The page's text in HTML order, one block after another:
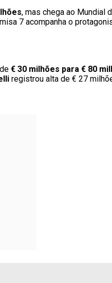
, mas chega ao Mundial
7 acompanha o
€ 30 milhões para € 80
registrou alta de € 27